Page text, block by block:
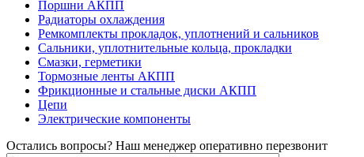
Поршни АКПП
Радиаторы охлаждения
Ремкомплекты прокладок, уплотнений и сальников
Сальники, уплотнительные кольца, прокладки
Смазки, герметики
Тормозные ленты АКПП
Фрикционные и стальные диски АКПП
Цепи
Электрические компоненты
Остались вопросы? Наш менеджер оперативно перезвонит